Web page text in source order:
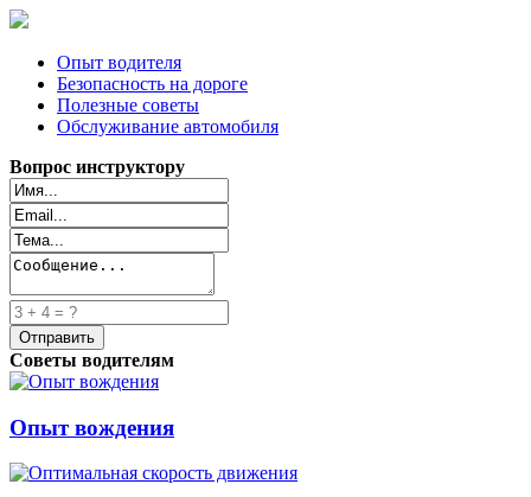
Опыт водителя
Безопасность на дороге
Полезные советы
Обслуживание автомобиля
Вопрос инструктору
Советы водителям
Опыт вождения